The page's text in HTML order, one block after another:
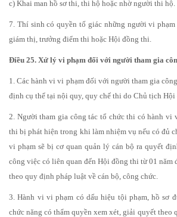
c) Khai man hồ sơ thi, thi hộ hoặc nhờ người thi hộ.
7. Thí sinh có quyền tố giác những người vi
giám thị, trưởng điểm thi hoặc Hội đồng thi.
Điều 25. Xử lý vi phạm đối với người tham gia
1. Các hành vi vi phạm đối với người tham gia
định cụ thể tại nội quy, quy chế thi do Chủ tịch
2. Người tham gia công tác tổ chức thi có hành vi
thi bị phát hiện trong khi làm nhiệm vụ nếu có đủ
vi phạm sẽ bị cơ quan quản lý cán bộ ra quyết
công việc có liên quan đến Hội đồng thi từ 01 năm
theo quy định pháp luật về cán bộ, công chức.
3. Hành vi vi phạm có dấu hiệu tội phạm, hồ sơ
chức năng có thẩm quyền xem xét, giải quyết theo